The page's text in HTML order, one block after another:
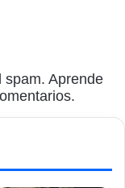
spam. Aprende